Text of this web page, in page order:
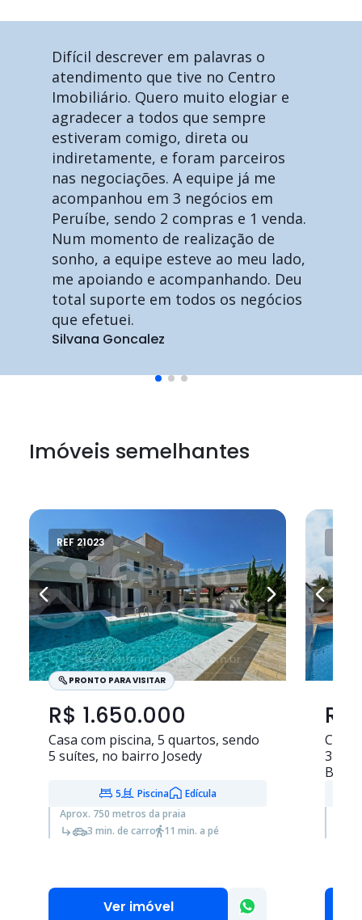
Difícil descrever em palavras o
atendimento que tive no Centro
Imobiliário. Quero muito elogiar e
agradecer a todos que sempre
estiveram comigo, direta ou
indiretamente, e foram parceiros
nas negociações. A equipe já me
acompanhou em 3 negócios em
Peruíbe, sendo 2 compras e 1 venda.
Num momento de realização de
sonho, a equipe esteve ao meu lado,
me apoiando e acompanhando. Deu
total suporte em todos os negócios
que efetuei.
Silvana Goncalez
Imóveis semelhantes
REF 21023
PRONTO PARA VISITAR
R$ 1.650.000
Casa com piscina, 5 quartos, sendo
5 suítes, no bairro Josedy
5 Piscina
Edícula
Aprox. 750 metros da praia
3 min. de carro
11 min. a pé
Ver imóvel
R$
Casa
3